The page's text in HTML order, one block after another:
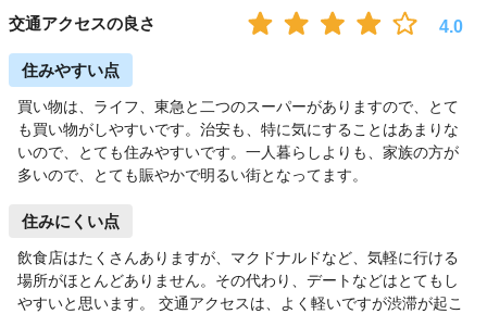
交通アクセスの良さ
4.0
住みやすい点
買い物は、ライフ、東急と二つのスーパーがありますので、とて
も買い物がしやすいです。治安も、特に気にすることはあまりな
いので、とても住みやすいです。一人暮らしよりも、家族の方が
多いので、とても賑やかで明るい街となってます。
住みにくい点
飲食店はたくさんありますが、マクドナルドなど、気軽に行ける
場所がほとんどありません。その代わり、デートなどはとてもし
やすいと思います。 交通アクセスは、よく軽いですが渋滞が起こ